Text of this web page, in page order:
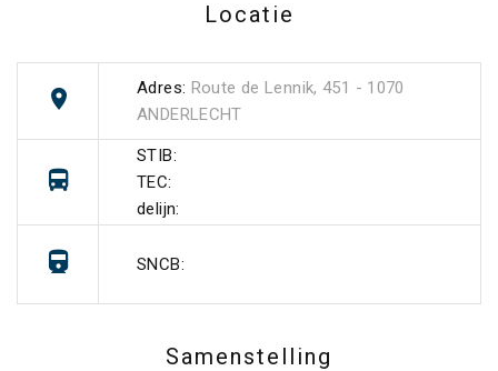
Locatie
Adres: Route de Lennik, 451 - 1070
ANDERLECHT
STIB:
TEC:
delijn:
SNCB:
Samenstelling